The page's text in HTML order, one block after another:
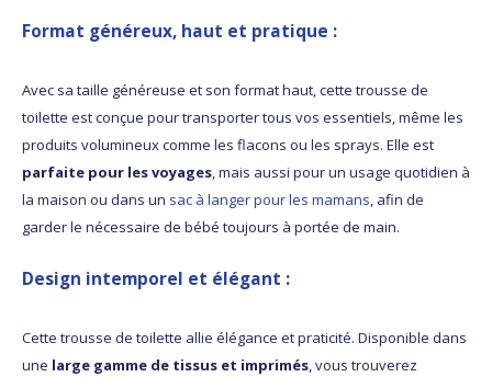
Format généreux, haut et pratique :
Avec sa taille généreuse et son format haut, cette trousse de
toilette est conçue pour transporter tous vos essentiels, même les
produits volumineux comme les flacons ou les sprays. Elle est
parfaite pour les voyages, mais aussi pour un usage quotidien à
la maison ou dans un sac à langer pour les mamans, afin de
garder le nécessaire de bébé toujours à portée de main.
Design intemporel et élégant :
Cette trousse de toilette allie élégance et praticité. Disponible dans
une large gamme de tissus et imprimés, vous trouverez